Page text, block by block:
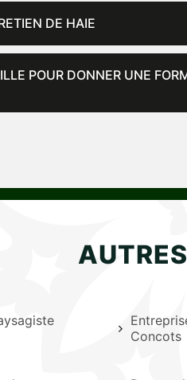
DE HAIE
POUR DONNER UNE
Concots